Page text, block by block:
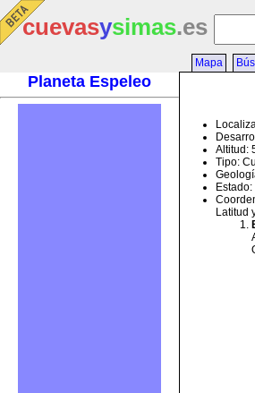
cuevasysimas.es
Planeta Espeleo
Mapa
Altitud:
Tipo:
Latitud